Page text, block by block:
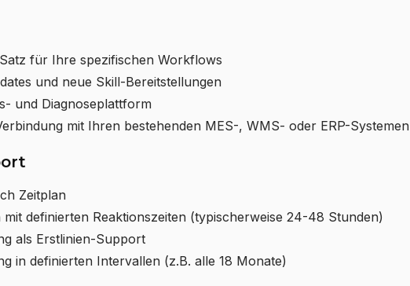
für Ihre spezifischen Workflows
und neue Skill-Bereitstellungen
und Diagnoseplattform
mit Ihren bestehenden MES-, WMS- oder ERP-Systemen
Zeitplan
definierten Reaktionszeiten (typischerweise 24-48 Stunden)
als Erstlinien-Support
in definierten Intervallen (z.B. alle 18 Monate)